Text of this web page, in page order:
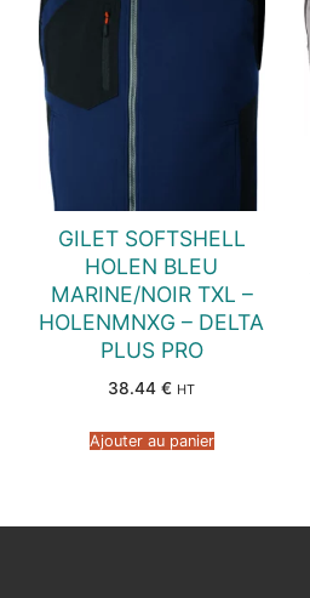
GILET SOFTSHELL
HOLEN BLEU
MARINE/NOIR TXL –
HOLENMNXG – DELTA
PLUS PRO
38.44€ HT
Ajouter au panier